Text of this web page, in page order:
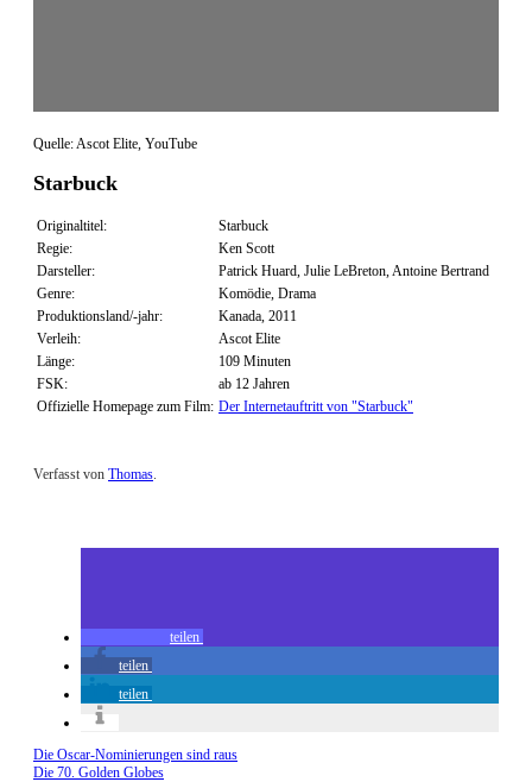
Quelle: Ascot Elite, YouTube
Starbuck
Originaltitel:
Starbuck
Regie:
Ken Scott
Darsteller:
Patrick Huard, Julie LeBreton, Antoine Bertrand
Genre:
Komödie, Drama
Produktionsland/-jahr:
Kanada, 2011
Verleih:
Ascot Elite
Länge:
109 Minuten
FSK:
ab 12 Jahren
Offizielle Homepage zum Film: Der Internetauftritt von "Starbuck"
Verfasst von Thomas
teilen
teilen
teilen
Die Oscar-Nominierungen sind raus
Die 70. Golden Globes